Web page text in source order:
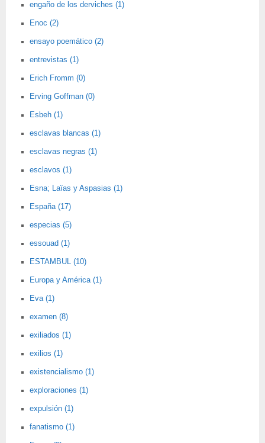
engaño de los derviches (1)
Enoc (2)
ensayo poemático (2)
entrevistas (1)
Erich Fromm (0)
Erving Goffman (0)
Esbeh (1)
esclavas blancas (1)
esclavas negras (1)
esclavos (1)
Esna; Laïas y Aspasias (1)
España (17)
especias (5)
essouad (1)
ESTAMBUL (10)
Europa y América (1)
Eva (1)
examen (8)
exiliados (1)
exilios (1)
existencialismo (1)
exploraciones (1)
expulsión (1)
fanatismo (1)